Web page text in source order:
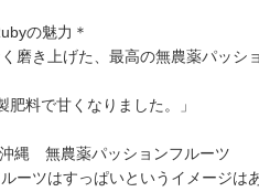
の魅力＊
磨き上げた、最高の無農薬パッシ
肥料で甘くなりました。」
縄 無農薬パッションフルーツ
ーツはすっぱいというイメージは